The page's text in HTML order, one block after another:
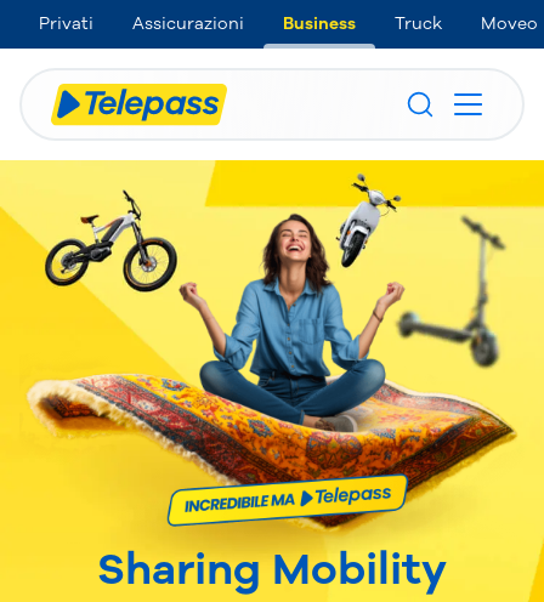
Privati Assicurazioni Business Truck Moveo
Sharing Mobility